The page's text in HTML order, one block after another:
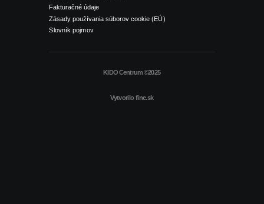
Fakturačné údaje
Zásady používania súborov cookie (EÚ)
Slovník pojmov
KIDO Centrum ©2025
Vytvorilo fine.sk